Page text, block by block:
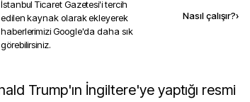
İstanbul Ticaret Gazetesi'i tercih
edilen kaynak olarak ekleyerek
haberlerimizi Google'da daha sık
görebilirsiniz.
Nasıl çalışır?›